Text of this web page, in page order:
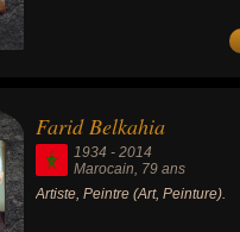
Farid Belkahia
1934 - 2014
Marocain , 79 ans
Artiste, Peintre (Art, Peinture).